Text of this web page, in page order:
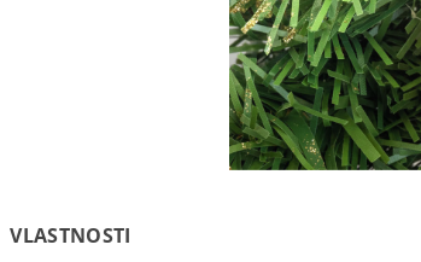
VLASTNOSTI